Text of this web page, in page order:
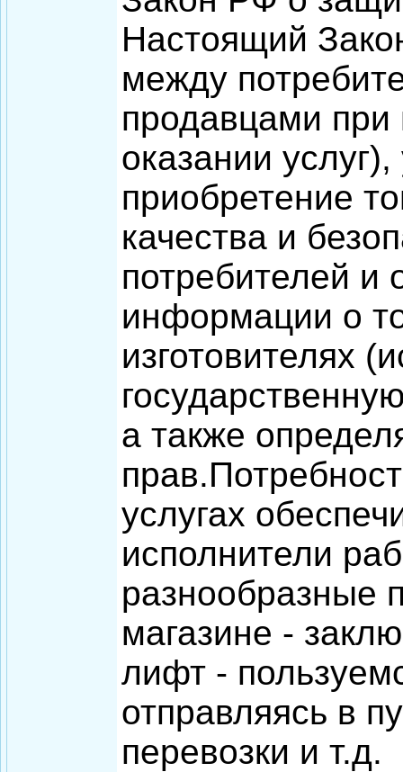
Настоящий
между
продавцами при
оказании
приобретение
качества и
потребителей
информации о
изготовителях
а также
услугах
исполнители
разнообразные
магазине -
лифт -
отправляясь в
перевозки и т.д.